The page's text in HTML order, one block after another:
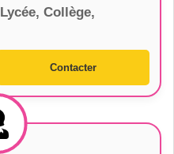
Collège,
Contacter